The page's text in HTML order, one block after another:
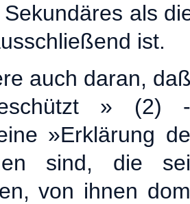
als
ist.
auch daran,
» (2) -
»Erklärung
sind, die
von ihnen